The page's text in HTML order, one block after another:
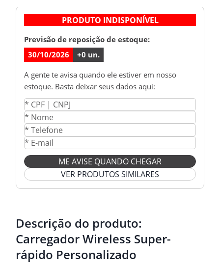
PRODUTO INDISPONÍVEL
Previsão de reposição de estoque:
30/10/2026
+0 un.
A gente te avisa quando ele estiver em nosso
estoque. Basta deixar seus dados aqui:
ME AVISE QUANDO CHEGAR
VER PRODUTOS SIMILARES
Descrição do produto:
Carregador Wireless Super-
rápido Personalizado